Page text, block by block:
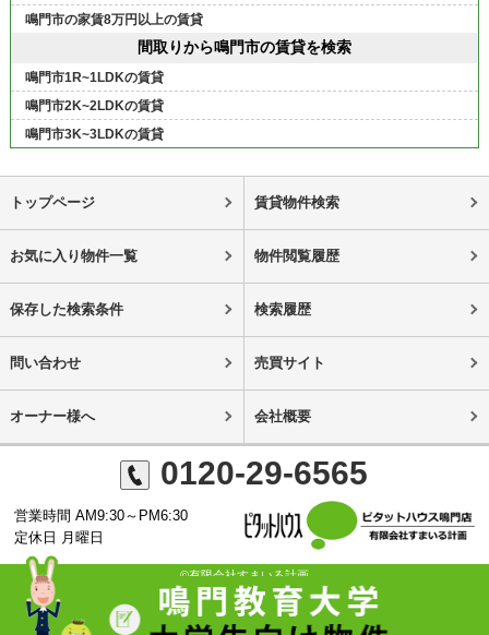
鳴門市の家賃8万円以上の賃貸
間取りから鳴門市の賃貸を検索
鳴門市1R~1LDKの賃貸
鳴門市2K~2LDKの賃貸
鳴門市3K~3LDKの賃貸
トップページ 賃貸物件検索
お気に入り物件一覧 物件閲覧履歴
保存した検索条件 検索履歴
問い合わせ 売買サイト
オーナー様へ 会社概要
0120-29-6565
営業時間 AM9:30～PM6:30
定休日 月曜日
©有限会社すまいる計画